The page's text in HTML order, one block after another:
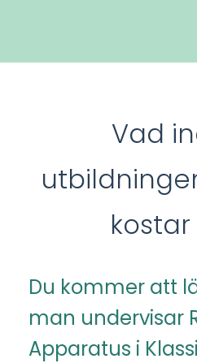
Vad
Du kommer att
man undervisar
Apparatus i